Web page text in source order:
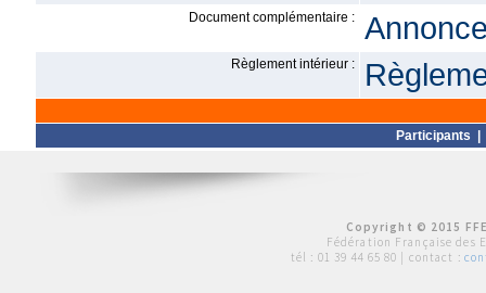
Document complémentaire :
Règlement intérieur :
Participants
Copyright © 2015
Fédération Française des
tél : 01 39 44 65 80 | contact :